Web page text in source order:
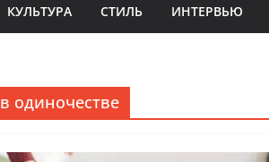
КУЛЬТУРА СТИЛЬ ИНТЕРВЬЮ
одиночестве